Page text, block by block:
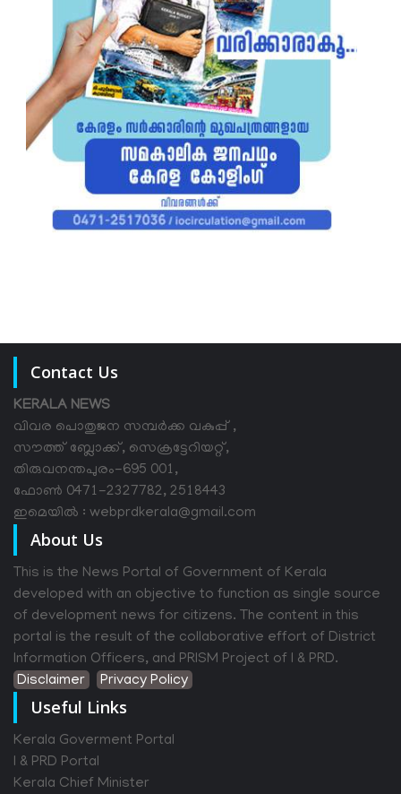
Contact Us
KERALA NEWS
വിവര പൊതുജന സമ്പര്‍ക്ക വകുപ്പ് ,
സൗത്ത് ബ്ലോക്ക്, സെക്രട്ടേറിയറ്റ്,
തിരുവനന്തപുരം-695 001,
ഫോൺ 0471-2327782, 2518443
ഇമെയിൽ : webprdkerala@gmail.com
About Us
This is the News Portal of Government of Kerala
developed with an objective to function as single source
of development news for citizens. The content in this
portal is the result of the collaborative effort of District
Information Officers, and PRISM Project of I & PRD.
Disclaimer
Privacy Policy
Useful Links
Kerala Goverment Portal
I & PRD Portal
Kerala Chief Minister